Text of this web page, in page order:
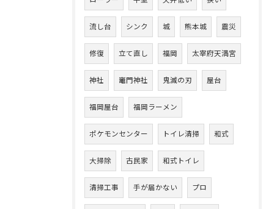
流し台 シンク 城 熊本城 震災
修復 立て直し 福岡 太宰府天満宮
神社 竈門神社 鬼滅の刃 屋台
福岡屋台 福岡ラーメン
ポケモンセンター トイレ清掃 和式
大掃除 古民家 和式トイレ
清掃工事 手が届かない プロ